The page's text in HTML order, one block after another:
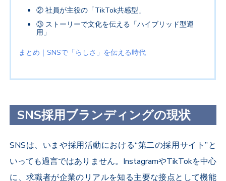
②社員が主役の「TikTok共感型」
③ ストーリーで文化を伝える「ハイブリッド型運
用」
まとめ｜SNSで「らしさ」を伝える時代
SNS採用ブランディングの現状
SNSは、いまや採用活動における“第二の採用サイト”と
いっても過言ではありません。 InstagramやTikTokを中心
に、求職者が企業のリアルを知る主要な接点として機能